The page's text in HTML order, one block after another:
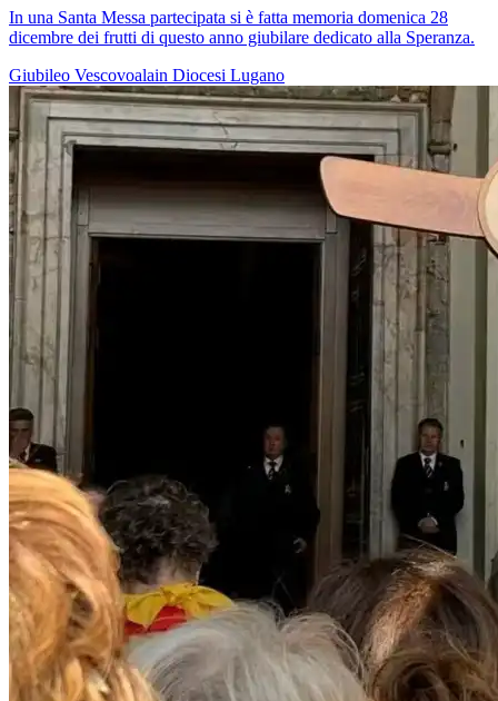
In una Santa Messa partecipata si è fatta memoria domenica 28
dicembre dei frutti di questo anno giubilare dedicato alla Speranza.
Giubileo Vescovoalain Diocesi Lugano